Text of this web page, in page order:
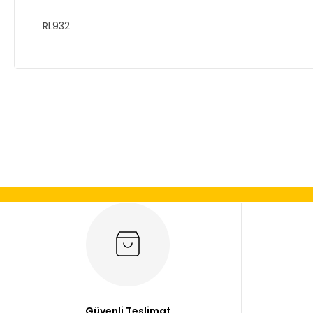
RL932
Ürün bilgilerinde hatalar bulunuyor.
Bu ürüne benzer farklı alternatifler olmalı.